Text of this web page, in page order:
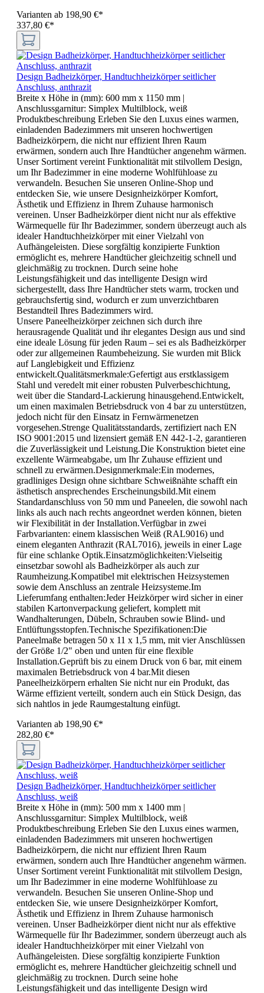
Varianten ab 198,90 €*
337,80 €*
Design Badheizkörper, Handtuchheizkörper seitlicher
Anschluss, anthrazit
Breite x Höhe in (mm): 600 mm x 1150 mm |
Anschlussgarnitur: Simplex Multilblock, weiß
Produktbeschreibung Erleben Sie den Luxus eines warmen,
einladenden Badezimmers mit unseren hochwertigen
Badheizkörpern, die nicht nur effizient Ihren Raum
erwärmen, sondern auch Ihre Handtücher angenehm wärmen.
Unser Sortiment vereint Funktionalität mit stilvollem Design,
um Ihr Badezimmer in eine moderne Wohlfühloase zu
verwandeln. Besuchen Sie unseren Online-Shop und
entdecken Sie, wie unsere Designheizkörper Komfort,
Ästhetik und Effizienz in Ihrem Zuhause harmonisch
vereinen. Unser Badheizkörper dient nicht nur als effektive
Wärmequelle für Ihr Badezimmer, sondern überzeugt auch als
idealer Handtuchheizkörper mit einer Vielzahl von
Aufhängeleisten. Diese sorgfältig konzipierte Funktion
ermöglicht es, mehrere Handtücher gleichzeitig schnell und
gleichmäßig zu trocknen. Durch seine hohe
Leistungsfähigkeit und das intelligente Design wird
sichergestellt, dass Ihre Handtücher stets warm, trocken und
gebrauchsfertig sind, wodurch er zum unverzichtbaren
Bestandteil Ihres Badezimmers wird.
Unsere Paneelheizkörper zeichnen sich durch ihre
herausragende Qualität und ihr elegantes Design aus und sind
eine ideale Lösung für jeden Raum – sei es als Badheizkörper
oder zur allgemeinen Raumbeheizung. Sie wurden mit Blick
auf Langlebigkeit und Effizienz
entwickelt.Qualitätsmerkmale:Gefertigt aus erstklassigem
Stahl und veredelt mit einer robusten Pulverbeschichtung,
weit über die Standard-Lackierung hinausgehend.Entwickelt,
um einen maximalen Betriebsdruck von 4 bar zu unterstützen,
jedoch nicht für den Einsatz in Fernwärmenetzen
vorgesehen.Strenge Qualitätsstandards, zertifiziert nach EN
ISO 9001:2015 und lizensiert gemäß EN 442-1-2, garantieren
die Zuverlässigkeit und Leistung.Die Konstruktion bietet eine
exzellente Wärmeabgabe, um Ihr Zuhause effizient und
schnell zu erwärmen.Designmerkmale:Ein modernes,
gradliniges Design ohne sichtbare Schweißnähte schafft ein
ästhetisch ansprechendes Erscheinungsbild.Mit einem
Standardanschluss von 50 mm und Paneelen, die sowohl nach
links als auch nach rechts angeordnet werden können, bieten
wir Flexibilität in der Installation.Verfügbar in zwei
Farbvarianten: einem klassischen Weiß (RAL9016) und
einem eleganten Anthrazit (RAL7016), jeweils in einer Lage
für eine schlanke Optik.Einsatzmöglichkeiten:Vielseitig
einsetzbar sowohl als Badheizkörper als auch zur
Raumheizung.Kompatibel mit elektrischen Heizsystemen
sowie dem Anschluss an zentrale Heizsysteme.Im
Lieferumfang enthalten:Jeder Heizkörper wird sicher in einer
stabilen Kartonverpackung geliefert, komplett mit
Wandhalterungen, Dübeln, Schrauben sowie Blind- und
Entlüftungsstopfen.Technische Spezifikationen:Die
Paneelmaße betragen 50 x 11 x 1,5 mm, mit vier Anschlüssen
der Größe 1/2" oben und unten für eine flexible
Installation.Geprüft bis zu einem Druck von 6 bar, mit einem
maximalen Betriebsdruck von 4 bar.Mit diesen
Paneelheizkörpern erhalten Sie nicht nur ein Produkt, das
Wärme effizient verteilt, sondern auch ein Stück Design, das
sich nahtlos in jede Raumgestaltung einfügt.
Varianten ab 198,90 €*
282,80 €*
Design Badheizkörper, Handtuchheizkörper seitlicher
Anschluss, weiß
Breite x Höhe in (mm): 500 mm x 1400 mm |
Anschlussgarnitur: Simplex Multilblock, weiß
Produktbeschreibung Erleben Sie den Luxus eines warmen,
einladenden Badezimmers mit unseren hochwertigen
Badheizkörpern, die nicht nur effizient Ihren Raum
erwärmen, sondern auch Ihre Handtücher angenehm wärmen.
Unser Sortiment vereint Funktionalität mit stilvollem Design,
um Ihr Badezimmer in eine moderne Wohlfühloase zu
verwandeln. Besuchen Sie unseren Online-Shop und
entdecken Sie, wie unsere Designheizkörper Komfort,
Ästhetik und Effizienz in Ihrem Zuhause harmonisch
vereinen. Unser Badheizkörper dient nicht nur als effektive
Wärmequelle für Ihr Badezimmer, sondern überzeugt auch als
idealer Handtuchheizkörper mit einer Vielzahl von
Aufhängeleisten. Diese sorgfältig konzipierte Funktion
ermöglicht es, mehrere Handtücher gleichzeitig schnell und
gleichmäßig zu trocknen. Durch seine hohe
Leistungsfähigkeit und das intelligente Design wird